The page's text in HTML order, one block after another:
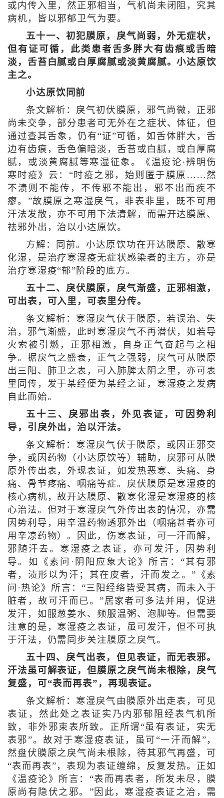
或内传入里，然正邪相当，气机尚未闭阻，究其
病机，皆以邪郁卫气为要。
五十一、初犯膜原，戾气尚弱，外无症状，
但有证可循，此类患者舌多胖大有齿痕或舌暗
淡，舌苔白腻或白厚腐腻或淡黄腐腻。小达原饮
主之。
小达原饮同前
条文解析：戾气初伏膜原，邪气尚微，正邪
尚未交争，部分患者可无外在之症状、体征，但
通过查其舌象，仍有“证”可循，如舌体胖大，舌
边有齿痕，舌色偏暗淡，舌苔或白腻，或白厚腐
腻，或淡黄腐腻等寒湿征象。《温疫论·辨明伤
寒时疫》云：“时疫之邪，始则匿于膜原……然
不溃则不能传，不传邪不能出，邪不出而疾不
瘳。”故膜原之寒湿戾气，非表非里，既不可用
汗法发散，亦不可用下法清解，而需开达膜原、
祛邪外出，治以小达原饮。
方解：同前。小达原饮功在开达膜原、散寒
化湿，是治疗寒湿疫无症状感染者的主方，亦是
治疗寒湿疫“郁”阶段的底方。
五十二、戾伏膜原，戾气渐盛，正邪相激，
可出表，可入里，可表里分传。
条文解析：寒湿戾气伏于膜原，若误治、失
治，邪气渐盛，此时寒湿戾气不再潜伏，如若导
火索被引燃，正邪相激，自身正气奋起与之相
争。据戾气之盛衰，正气之强弱，戾气可从膜原
出三阳、肺卫之表，可入肺脾太阴之里，亦可表
里同传，发于某经便为某经之证，寒湿疫之发病
自此而始。
五十三、戾邪出表，外见表证，可因势利
导，引戾外出，治以汗法。
条文解析：寒湿戾气伏于膜原，或因正邪交
争，或因药物（小达原饮等）辅助，戾邪可从膜
原外传出表，外现表证，如发热恶寒、头痛、身
痛、骨节疼痛、咽痛等症。戾伏膜原是寒湿疫的
核心病机，故开达膜原、散寒化湿是寒湿疫的核
心治法。但对于寒湿戾气外传出表的情况，亦需
因势利导，用辛温药物透邪外出（咽痛甚者亦可
用辛凉药物）。因此，伤寒表证，可一汗而解，
邪随汗去。寒湿疫之表证，亦可发汗，因势利
导。如《素问·阴阳应象大论》所言：“其有邪
者，渍形以为汗；其在皮者，汗而发之。”《素
问·热论》所言：“三阳经络皆受其病，而未入于
脏者，故可汗而已。”居家者可多法并用，促进
发汗，如服葱姜水、频服温粥、泡脚等。但需要
注意的是，寒湿疫之表证，虽可发汗，但不可执
于汗法，仍需同步关注膜原之戾气。
五十四、戾气出表，但见表证，而无表邪。
汗法虽可解表证，但膜原之戾气尚未根除，戾气
复盛，可“表而再表”，再现表证。
条文解析：寒湿戾气由膜原外出走表，可见
表证，然此处之表证实乃内邪郁阻经表气机所
致，非外邪束表所致。正所谓“虽有表证，实无
表邪”。故对于寒湿疫表证，虽可“一汗而解”，
然盘伏膜原之戾气尚未根除，待其邪气再盛，可
“表而再表”，表现为表证缠绵，反复发热。正如
《温疫论》所言：“表而再表者，所发未尽，膜
原尚有隐伏之邪。”因此，寒湿疫表证之治，需